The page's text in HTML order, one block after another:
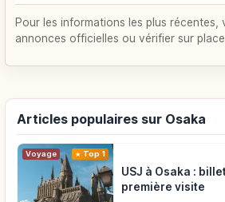
Pour les informations les plus récentes,
annonces officielles ou vérifier sur
Articles populaires sur Osaka
Voyage Top 1
USJ à Osaka :
première visite